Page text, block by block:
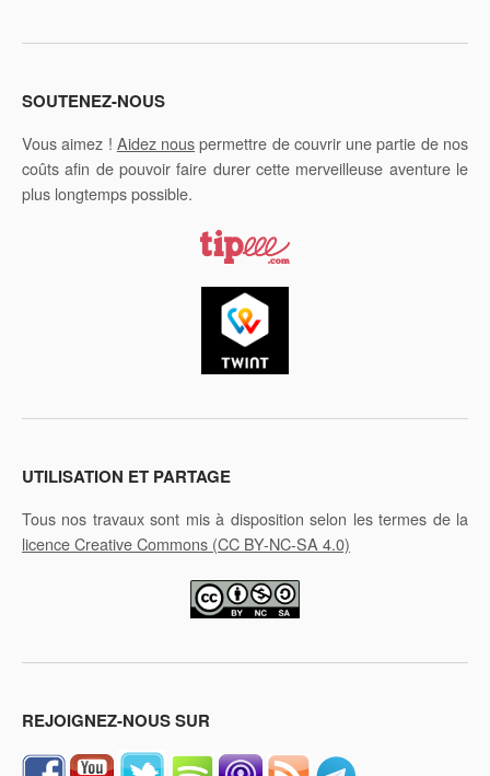
SOUTENEZ-NOUS
Vous aimez ! Aidez nouspermettre de couvrir une partie de nos
coûts afin de pouvoir faire durer cette merveilleuse aventure le
plus longtemps possible.
UTILISATION ET PARTAGE
Tous nos travaux sont mis à disposition selon les termes de la
licence Creative Commons (CC BY-NC-SA 4.0)
REJOIGNEZ-NOUS SUR